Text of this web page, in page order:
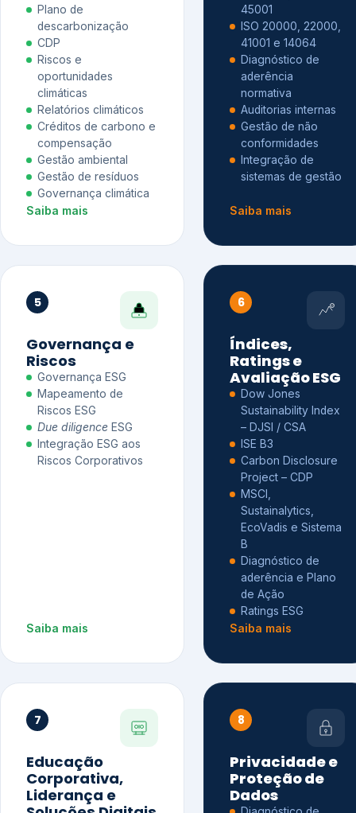
Plano de
descarbonização
CDP
Riscos e
oportunidades
climáticas
Relatórios climáticos
Créditos de carbono e
compensação
Gestão ambiental
Gestão de resíduos
Governança climática
Saiba mais
45001
ISO 20000, 22000,
41001 e 14064
Diagnóstico de
aderência
normativa
Auditorias internas
Gestão de não
conformidades
Integração de
sistemas de gestão
Saiba mais
5
Governança e
Riscos
Governança ESG
Mapeamento de
Riscos ESG
Due diligence ESG
Integração ESG aos
Riscos Corporativos
Saiba mais
6
Índices,
Ratings e
Avaliação ESG
Dow Jones
Sustainability Index
– DJSI / CSA
ISE B3
Carbon Disclosure
Project – CDP
MSCI,
Sustainalytics,
EcoVadis e Sistema
B
Diagnóstico de
aderência e Plano
de Ação
Ratings ESG
Saiba mais
7
Educação
Corporativa,
Liderança e
8
Privacidade e
Proteção de
Dados